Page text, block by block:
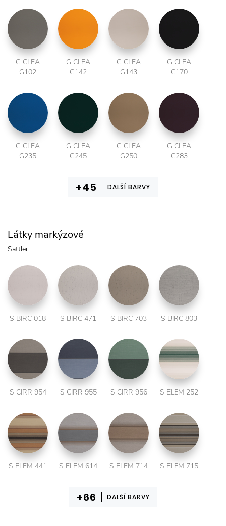
G CLEA
G102
G CLEA
G142
G CLEA
G143
G CLEA
G170
G CLEA
G235
G CLEA
G245
G CLEA
G250
G CLEA
G283
DALŠÍ BARVY
Látky markýzové
Sattler
S BIRC 018 S BIRC 471 S BIRC 703 S BIRC 803
S CIRR 954 S CIRR 955 S CIRR 956 S ELEM 252
S ELEM 441 S ELEM 614 S ELEM 714 S ELEM 715
DALŠÍ BARVY